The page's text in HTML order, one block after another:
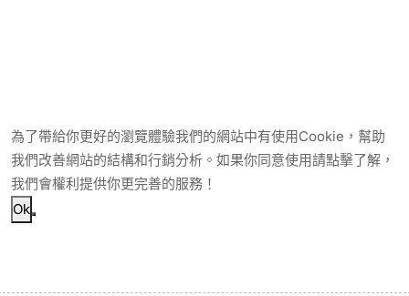
為了帶給你更好的瀏覽體驗我們的網站中有使用Cookie，幫助
我們改善網站的結構和行銷分析。如果你同意使用請點擊了解，
我們會權利提供你更完善的服務！
Ok